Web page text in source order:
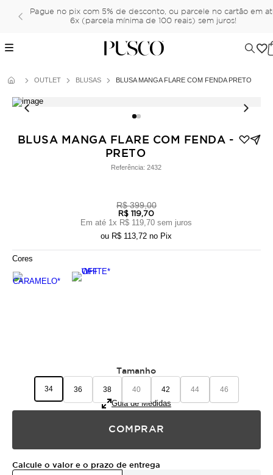
Pague no pix com 5% de desconto, ou parcele no cartão em
6x (parcela mínima de 100 reais) sem juros!
OUTLET BLUSAS BLUSA MANGA FLARE COM FENDA PRETO
BLUSA MANGA FLARE COM FENDA -
PRETO
Referência:2432
R$ 399,00
R$ 119,70
Em até 1x R$ 119,70 sem juros
ou R$ 113,72 no Pix
Cores
Tamanho
34 36 38 40 42 44 46
Guia de Medidas
COMPRAR
Calcule o valor e o prazo de entrega